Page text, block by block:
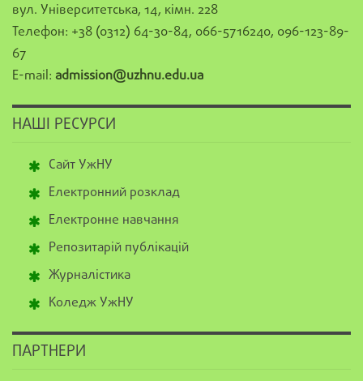
вул. Університетська, 14, кімн. 228
Телефон: +38 (0312) 64-30-84, 066-5716240, 096-123-89-
67
E-mail: admission@uzhnu.edu.ua
НАШІ РЕСУРСИ
Сайт УжНУ
Електронний розклад
Електронне навчання
Репозитарій публікацій
Журналістика
Коледж УжНУ
ПАРТНЕРИ